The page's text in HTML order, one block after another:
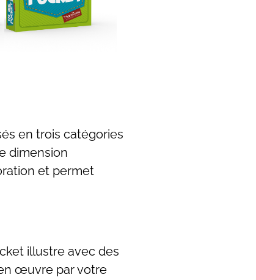
en trois catégories
dimension
et permet
illustre avec des
œuvre par votre